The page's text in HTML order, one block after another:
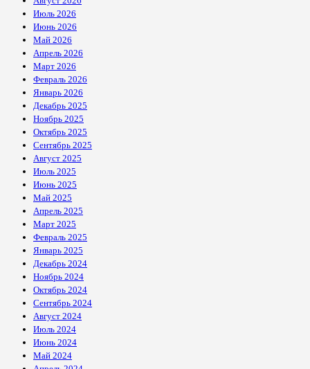
Июль 2026
Июнь 2026
Май 2026
Апрель 2026
Март 2026
Февраль 2026
Январь 2026
Декабрь 2025
Ноябрь 2025
Октябрь 2025
Сентябрь 2025
Август 2025
Июль 2025
Июнь 2025
Май 2025
Апрель 2025
Март 2025
Февраль 2025
Январь 2025
Декабрь 2024
Ноябрь 2024
Октябрь 2024
Сентябрь 2024
Август 2024
Июль 2024
Июнь 2024
Май 2024